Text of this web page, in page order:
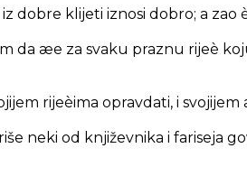
dobre klijeti iznosi dobro; a zao
da æe za svaku praznu rijeè
rijeèima opravdati, i
neki od književnika i fariseja